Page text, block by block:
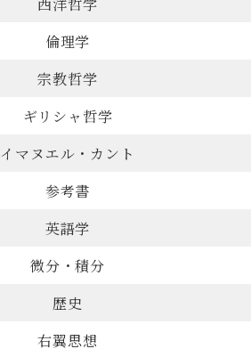
倫理学
宗教哲学
ギリシャ哲学
イマヌエル・カント
参考書
英語学
微分・積分
歴史
右翼思想